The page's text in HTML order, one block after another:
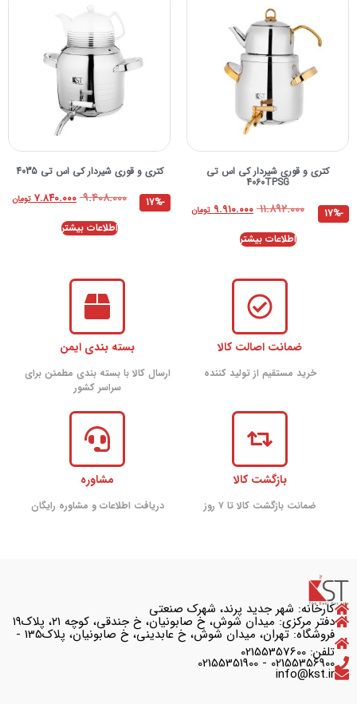
کتری و قوری شیردار کی اس تی
4060TPSG
۱۱.۸۹۲.۰۰۰ ۹.۹۱۰.۰۰۰ تومان
-17%
اطلاعات بیشتر
کتری و قوری شیردار کی اس تی 4035
۹.۴۰۸.۰۰۰ ۷.۸۴۰.۰۰۰ تومان
-17%
اطلاعات بیشتر
ضمانت اصالت کالا
خرید مستقیم از تولید کننده
بسته بندی ایمن
ارسال کالا با بسته بندی مطمئن برای
سراسر کشور
بازگشت کالا
ضمانت بازگشت کالا تا ۷ روز
مشاوره
دریافت اطلاعات و مشاوره رایگان
کارخانه: شهر جدید پرند، شهرک صنعتی
دفتر مرکزی: میدان شوش، خ صابونیان، خ جندقی، کوچه ۲۱، پلاک۱۹
فروشگاه: تهران، میدان شوش، خ عابدینی، خ صابونیان، پلاک135 -
تلفن: 02155357600
02155356900 - 02155351900
info@kst.ir